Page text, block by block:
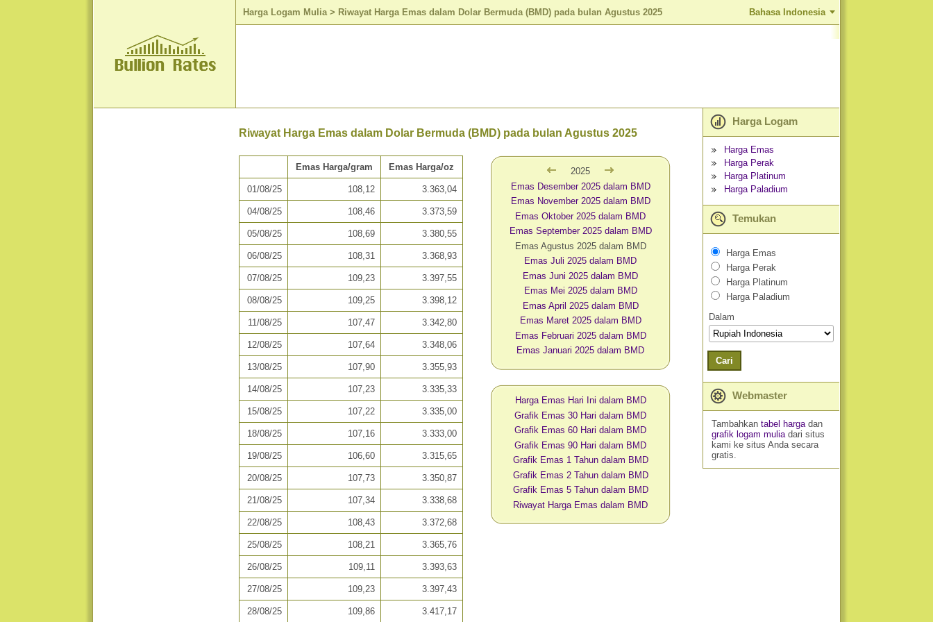
Harga Logam Mulia > Riwayat Harga Emas dalam Dolar Bermuda (BMD) pada bulan Agustus 2025 Bahasa Indonesia
Riwayat Harga Emas dalam Dolar Bermuda (BMD) pada bulan Agustus 2025
Emas Harga/gram Emas Harga/oz
01/08/25 108,12 3.363,04
04/08/25 108,46 3.373,59
05/08/25 108,69 3.380,55
06/08/25 108,31 3.368,93
07/08/25 109,23 3.397,55
08/08/25 109,25 3.398,12
11/08/25 107,47 3.342,80
12/08/25 107,64 3.348,06
13/08/25 107,90 3.355,93
14/08/25 107,23 3.335,33
15/08/25 107,22 3.335,00
18/08/25 107,16 3.333,00
19/08/25 106,60 3.315,65
20/08/25 107,73 3.350,87
21/08/25 107,34 3.338,68
22/08/25 108,43 3.372,68
25/08/25 108,21 3.365,76
26/08/25 109,11 3.393,63
27/08/25 109,23 3.397,43
28/08/25 109,86 3.417,17
2025
Emas Desember 2025 dalam BMD
Emas November 2025 dalam BMD
Emas Oktober 2025 dalam BMD
Emas September 2025 dalam BMD
Emas Agustus 2025 dalam BMD
Emas Juli 2025 dalam BMD
Emas Juni 2025 dalam BMD
Emas Mei 2025 dalam BMD
Emas April 2025 dalam BMD
Emas Maret 2025 dalam BMD
Emas Februari 2025 dalam BMD
Emas Januari 2025 dalam BMD
Harga Emas Hari Ini dalam BMD
Grafik Emas 30 Hari dalam BMD
Grafik Emas 60 Hari dalam BMD
Grafik Emas 90 Hari dalam BMD
Grafik Emas 1 Tahun dalam BMD
Grafik Emas 2 Tahun dalam BMD
Grafik Emas 5 Tahun dalam BMD
Riwayat Harga Emas dalam BMD
Harga Logam
Harga Emas
Harga Perak
Harga Platinum
Harga Paladium
Temukan
Harga Emas
Harga Perak
Harga Platinum
Harga Paladium
Dalam
Cari
Webmaster
Tambahkan tabel hargadan
grafik logam muliadari situs
kami ke situs Anda secara
gratis.